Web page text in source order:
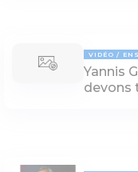
VIDÉO
Yannis
devons